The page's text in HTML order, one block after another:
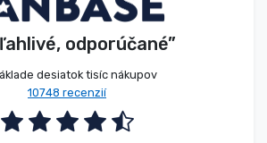
odporúčané”
desiatok tisíc nákupov
10748 recenzií